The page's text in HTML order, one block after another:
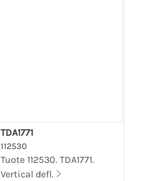
TDA1771
112530
Tuote 112530. TDA1771.
Vertical defl.